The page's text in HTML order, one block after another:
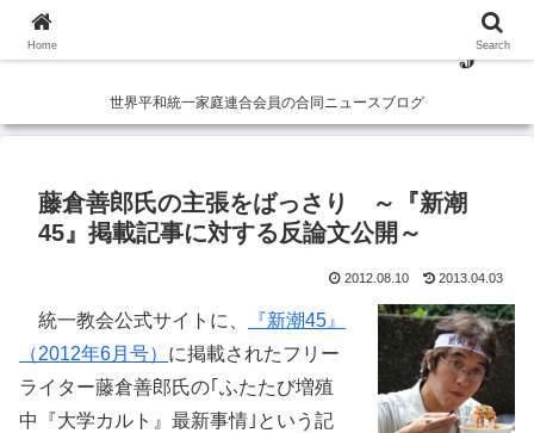
世界平和統一家庭連合会員の合同ニュースブログ
藤倉善郎氏の主張をばっさり ～『新潮
45』掲載記事に対する反論文公開～
2012.08.10 2013.04.03
統一教会公式サイトに、
『新潮45』
（2012年6月号） に掲載されたフリー
ライター藤倉善郎氏の｢ふたたび増殖
中『大学カルト』最新事情｣という記
Home Search